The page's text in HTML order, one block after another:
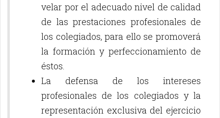
velar por el adecuado nivel de calidad
de las prestaciones profesionales de
los colegiados, para ello se promoverá
la formación y perfeccionamiento de
éstos.
La defensa de los intereses
profesionales de los colegiados y la
representación exclusiva del ejercicio